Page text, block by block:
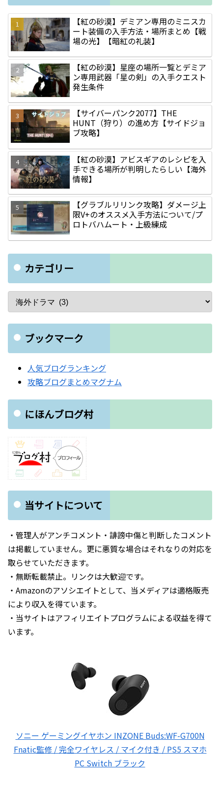
【紅の砂漠】デミアン専用のミニスカ
ート装備の入手方法・場所まとめ【戦
場の光】【暗紅の礼装】
【紅の砂漠】星座の場所一覧とデミア
ン専用武器「星の剣」の入手クエスト
発生条件
【サイバーパンク2077】THE
HUNT（狩り）の進め方【サイドジョ
ブ攻略】
【紅の砂漠】アビスギアのレシピを入
手できる場所が判明したらしい【海外
情報】
【グラブルリリンク攻略】ダメージ上
限V+のオススメ入手方法について/プ
ロトバハムート・上級練成
カテゴリー
ブックマーク
人気ブログランキング
攻略ブログまとめマグナム
にほんブログ村
当サイトについて
・管理人がアンチコメント・誹謗中傷と判断したコメント
は掲載していません。更に悪質な場合はそれなりの対応を
取らせていただきます。
・無断転載禁止。リンクは大歓迎です。
・Amazonのアソシエイトとして、当メディアは適格販売
により収入を得ています。
・当サイトはアフィリエイトプログラムによる収益を得て
います。
ソニー ゲーミングイヤホン INZONE Buds:WF-G700N
Fnatic監修 / 完全ワイヤレス / マイク付き / PS5 スマホ
PC Switch ブラック